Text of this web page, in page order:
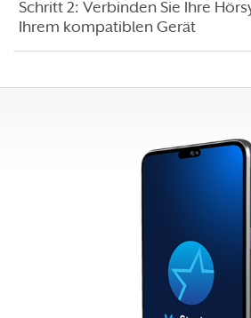
Schritt 2: Verbinden Sie Ihre
Ihrem kompatiblen Gerät